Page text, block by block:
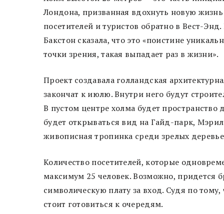
Лондона, призванная вдохнуть новую
посетителей и туристов обратно в Вест-
Бакстон сказала, что это «поистине
точки зрения, такая выпадает раз в жизни».
Проект создавала голландская
закончат к июлю. Внутри него будут
В пустом центре холма будет
будет открываться вид на Гайд-парк,
живописная тропинка среди зрелых
Количество посетителей, которые
максимум 25 человек. Возможно, придется
символическую плату за вход. Судя по
стоит готовиться к очередям.